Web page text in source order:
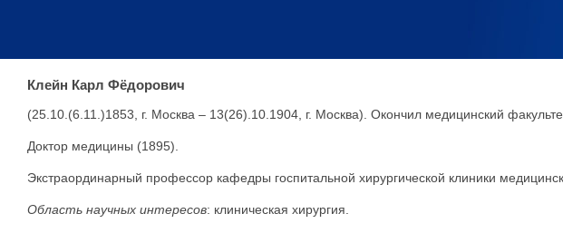
Клейн Карл Фёдорович
(25.10.(6.11.)1853, г. Москва – 13(26).10.1904, г. Москва). Окончил медицинский
Доктор медицины (1895).
Экстраординарный профессор кафедры госпитальной хирургической клиники
Область научных интересов: клиническая хирургия.